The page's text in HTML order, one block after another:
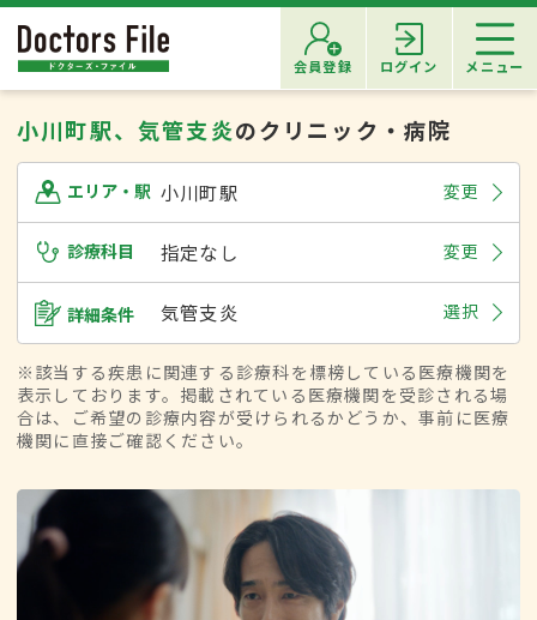
会員登録 ログイン メニュー
小川町駅、気管支炎のクリニック・病院
エリア・駅 小川町駅 変更
診療科目 指定なし 変更
詳細条件 気管支炎 選択
※該当する疾患に関連する診療科を標榜している医療機関を
表示しております。掲載されている医療機関を受診される場
合は、ご希望の診療内容が受けられるかどうか、事前に医療
機関に直接ご確認ください。